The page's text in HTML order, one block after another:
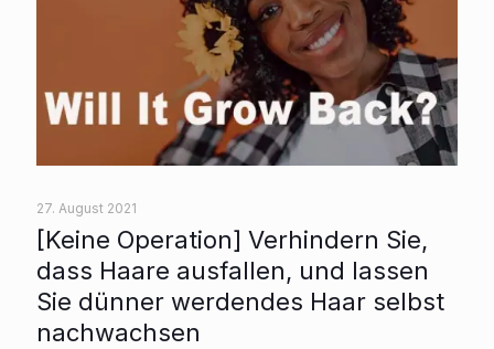
27. August 2021
[Keine Operation] Verhindern Sie,
dass Haare ausfallen, und lassen
Sie dünner werdendes Haar selbst
nachwachsen